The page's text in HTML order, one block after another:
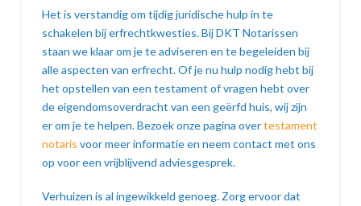
Het is verstandig om tijdig juridische hulp in te
schakelen bij erfrechtkwesties. Bij DKT Notarissen
staan we klaar om je te adviseren en te begeleiden bij
alle aspecten van erfrecht. Of je nu hulp nodig hebt bij
het opstellen van een testament of vragen hebt over
de eigendomsoverdracht van een geërfd huis, wij zijn
er om je te helpen. Bezoek onze pagina overtestament
notaris voor meer informatie en neem contact met ons
op voor een vrijblijvend adviesgesprek.
Verhuizen is al ingewikkeld genoeg. Zorg ervoor dat